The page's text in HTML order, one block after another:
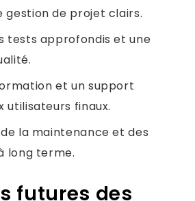
gestion de projet clairs.
tests approfondis et une
et un support
utilisateurs finaux.
la maintenance et des
long terme.
futures des